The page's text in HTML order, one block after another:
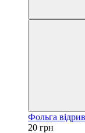
Фольга
20 грн